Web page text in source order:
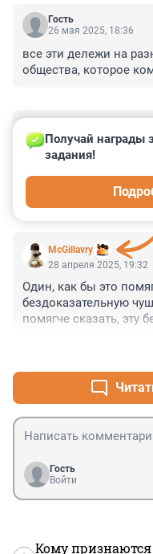
Гость
26 мая 2025, 18:36
все эти дележи на
общества, которое
30 апреля 2025, 03:32
Главная глупость
выделять их.. К
отсюда они и ведут
McGillavry
Получай награды
задания!
28 апреля 2025, 19:32
Один, как бы это
бездоказательную
помягче сказать, эту
Гость
Войти
Кому